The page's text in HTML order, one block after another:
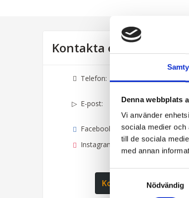
Denna webbplats
Vi använder
sociala medier och
till de sociala
med annan
Samtyckesval
Nödvändig
Kontakta oss
Telefon:
E-post: info@equitours.se
Facebook:
equitours.se
Instagram:
Kontaktformulär